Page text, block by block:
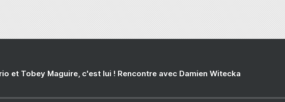
et Tobey Maguire, c'est lui ! Rencontre avec Damien Witecka